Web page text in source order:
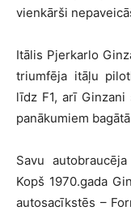
vienkārši
Itālis Pjerkarlo
triumfēja itāļu
līdz F1, arī
panākumiem
Savu
Kopš 1970.gada
autosacīkstēs –